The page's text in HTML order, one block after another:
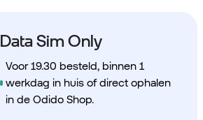
Data Sim Only
Voor 19.30 besteld, binnen 1
werkdag in huis of direct ophalen
in de Odido Shop.